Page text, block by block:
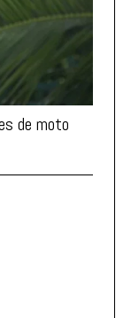
de moto